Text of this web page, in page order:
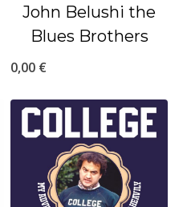
John Belushi the
Blues Brothers
0,00 €